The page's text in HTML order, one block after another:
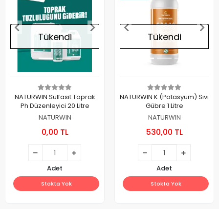
Tükendi
NATURWIN Sülfasit Toprak
Ph Düzenleyici 20 Litre
NATURWIN
0,00 TL
Adet
Stokta Yok
Tükendi
NATURWIN K (Potasyum) Sıvı
Gübre 1 Litre
NATURWIN
530,00 TL
Adet
Stokta Yok